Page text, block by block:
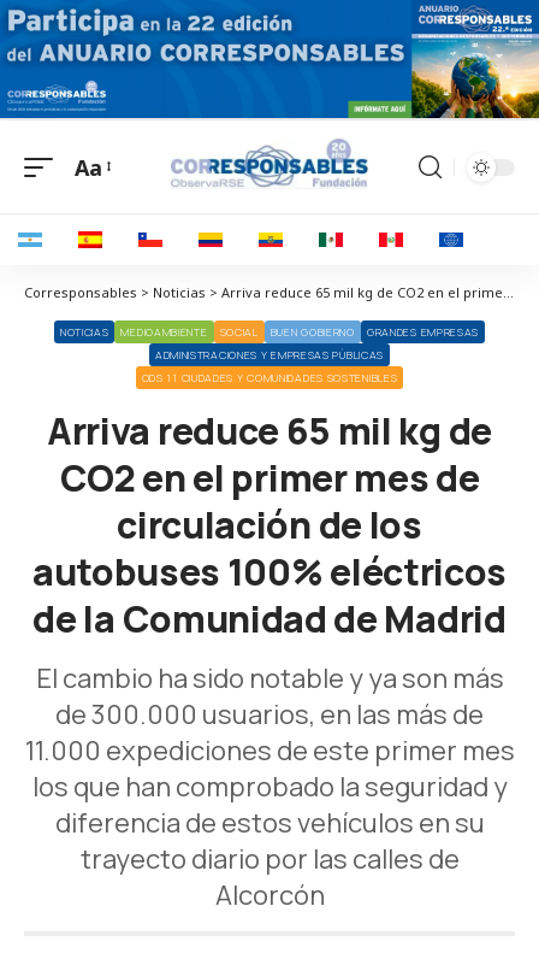
Aa
Corresponsables > Noticias > Arriva reduce 65 mil kg de CO2 en el primer mes de circulación de los autobuses 100% eléctricos de la Comunidad de Madrid
NOTICIAS MEDIOAMBIENTE SOCIAL BUEN GOBIERNO
GRANDES EMPRESAS
ADMINISTRACIONES Y EMPRESAS PÚBLICAS
ODS 11 CIUDADES Y COMUNIDADES SOSTENIBLES
Arriva reduce 65 mil kg de
CO2 en el primer mes de
circulación de los
autobuses 100% eléctricos
de la Comunidad de Madrid
El cambio ha sido notable y ya son más
de 300.000 usuarios, en las más de
11.000 expediciones de este primer mes
los que han comprobado la seguridad y
diferencia de estos vehículos en su
trayecto diario por las calles de
Alcorcón